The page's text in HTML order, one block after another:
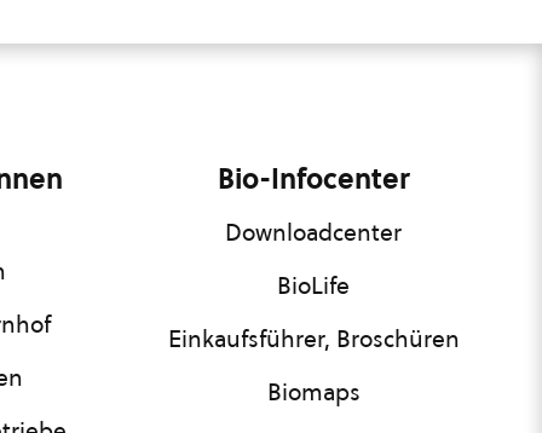
Bio-Infocenter
Downloadcenter
BioLife
Einkaufsführer, Broschüren
Biomaps